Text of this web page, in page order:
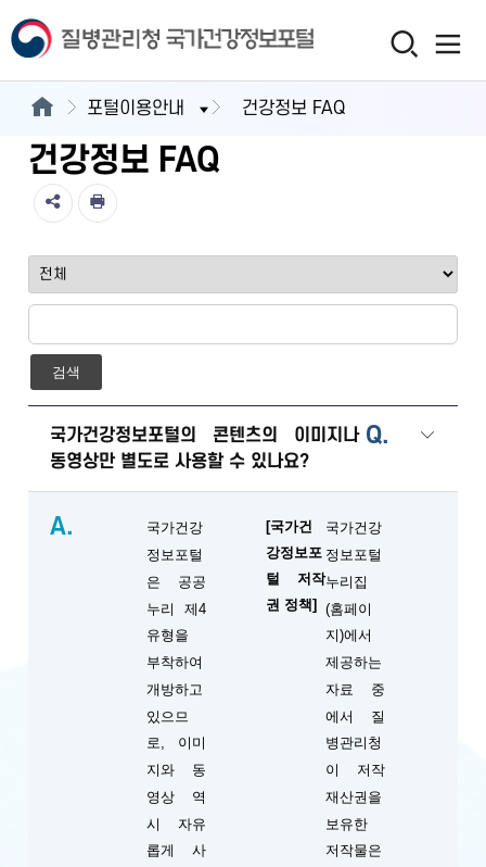
포털이용안내 건강정보 FAQ
건강정보 FAQ
검색
Q.
국가건강정보포털의 콘텐츠의 이미지나
동영상만 별도로 사용할 수 있나요?
A.
국가건강
정보포털
은 공공
누리 제4
유형을
부착하여
개방하고
있으므
로, 이미
지와 동
영상 역
시 자유
롭게 사
[국가건
강정보포
털 저작
권 정책]
국가건강
정보포털
누리집
(홈페이
지)에서
제공하는
자료 중
에서 질
병관리청
이 저작
재산권을
보유한
저작물은